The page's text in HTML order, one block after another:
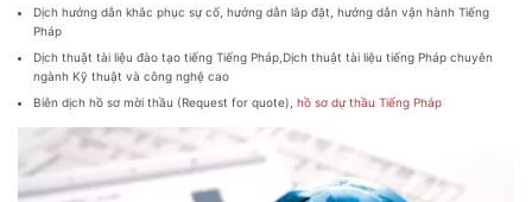
Dịch hướng dẫn khắc phục sự cố, hướng dẫn lắp đặt, hướng dẫn vận hành Tiếng
Pháp
Dịch thuật tài liệu đào tạo tiếng Tiếng Pháp,Dịch thuật tài liệu tiếng Pháp chuyên
ngành Kỹ thuật và công nghệ cao
Biên dịch hồ sơ mời thầu (Request for quote), hồ sơ dự thầu Tiếng Pháp